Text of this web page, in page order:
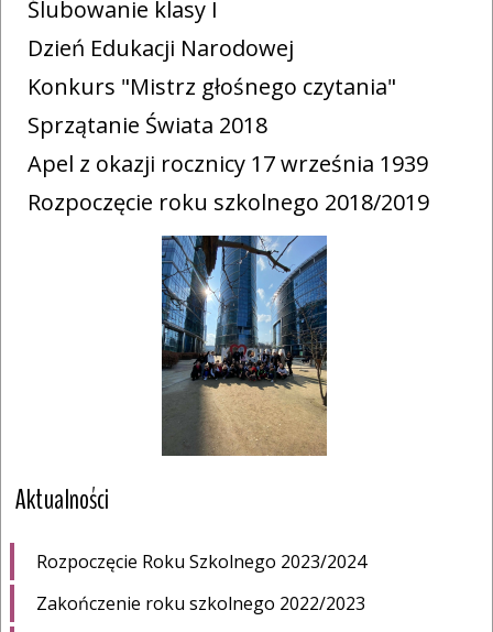
Ślubowanie klasy I
Dzień Edukacji Narodowej
Konkurs "Mistrz głośnego czytania"
Sprzątanie Świata 2018
Apel z okazji rocznicy 17 września 1939
Rozpoczęcie roku szkolnego 2018/2019
Aktualności
Rozpoczęcie Roku Szkolnego 2023/2024
Zakończenie roku szkolnego 2022/2023